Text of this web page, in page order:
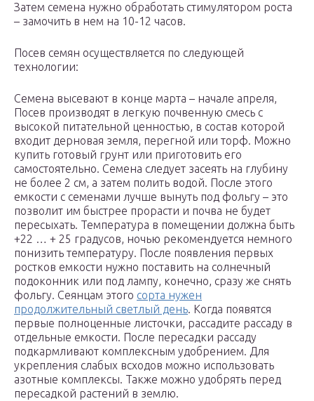
Затем семена нужно обработать стимулятором роста
– замочить в нем на 10-12 часов.
Посев семян осуществляется по следующей
технологии:
Семена высевают в конце марта – начале апреля,
Посев производят в легкую почвенную смесь с
высокой питательной ценностью, в состав которой
входит дерновая земля, перегной или торф. Можно
купить готовый грунт или приготовить его
самостоятельно. Семена следует засеять на глубину
не более 2 см, а затем полить водой. После этого
емкости с семенами лучше вынуть под фольгу – это
позволит им быстрее прорасти и почва не будет
пересыхать. Температура в помещении должна быть
+22 … + 25 градусов, ночью рекомендуется немного
понизить температуру. После появления первых
ростков емкости нужно поставить на солнечный
подоконник или под лампу, конечно, сразу же снять
фольгу. Сеянцам этого сорта нужен
продолжительный светлый день. Когда появятся
первые полноценные листочки, рассадите рассаду в
отдельные емкости. После пересадки рассаду
подкармливают комплексным удобрением. Для
укрепления слабых всходов можно использовать
азотные комплексы. Также можно удобрять перед
пересадкой растений в землю.